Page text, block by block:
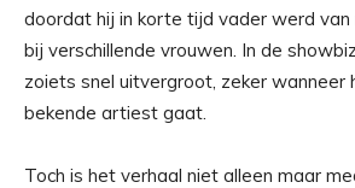
doordat hij in korte tijd vader werd van
bij verschillende vrouwen. In de
zoiets snel uitvergroot, zeker wanneer
bekende artiest gaat.
Toch is het verhaal niet alleen maar